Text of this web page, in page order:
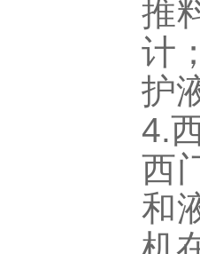
推
计
护
4.
西
和